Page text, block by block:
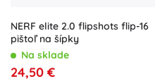
NERF elite 2.0 flipshots flip-16
pištoľ na šípky
Na sklade
24,50 €